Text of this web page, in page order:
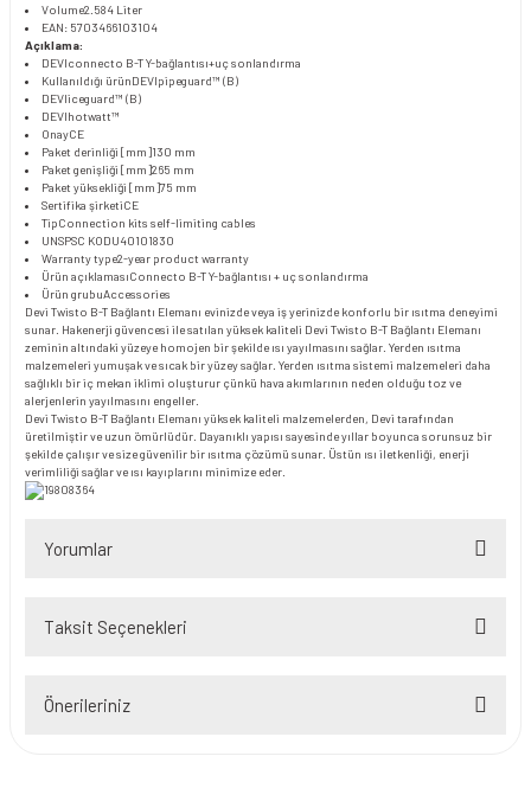
Volume2.584 Liter
EAN: 5703466103104
Açıklama:
DEVIconnecto B-T Y-bağlantısı+uç sonlandırma
Kullanıldığı ürünDEVIpipeguard™ (B)
DEVIiceguard™ (B)
DEVIhotwatt™
OnayCE
Paket derinliği [mm]130 mm
Paket genişliği [mm]265 mm
Paket yüksekliği [mm]75 mm
Sertifika şirketiCE
TipConnection kits self-limiting cables
UNSPSC KODU40101830
Warranty type2-year product warranty
Ürün açıklamasıConnecto B-T Y-bağlantısı + uç sonlandırma
Ürün grubuAccessories
Devi Twisto B-T Bağlantı Elemanı evinizde veya iş yerinizde konforlu bir ısıtma deneyimi
sunar. Hakenerji güvencesi ile satılan yüksek kaliteli Devi Twisto B-T Bağlantı Elemanı
zeminin altındaki yüzeye homojen bir şekilde ısı yayılmasını sağlar. Yerden ısıtma
malzemeleri yumuşak ve sıcak bir yüzey sağlar. Yerden ısıtma sistemi malzemeleri daha
sağlıklı bir iç mekan iklimi oluşturur çünkü hava akımlarının neden olduğu toz ve
alerjenlerin yayılmasını engeller.
Devi Twisto B-T Bağlantı Elemanı yüksek kaliteli malzemelerden, Devi tarafından
üretilmiştir ve uzun ömürlüdür. Dayanıklı yapısı sayesinde yıllar boyunca sorunsuz bir
şekilde çalışır ve size güvenilir bir ısıtma çözümü sunar. Üstün ısı iletkenliği, enerji
verimliliği sağlar ve ısı kayıplarını minimize eder.
Yorumlar
Taksit Seçenekleri
Önerileriniz